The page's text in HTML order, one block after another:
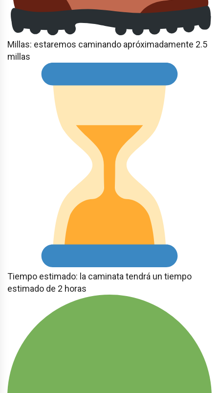
Millas: estaremos caminando apróximadamente 2.5
millas
Tiempo estimado: la caminata tendrá un tiempo
estimado de 2 horas